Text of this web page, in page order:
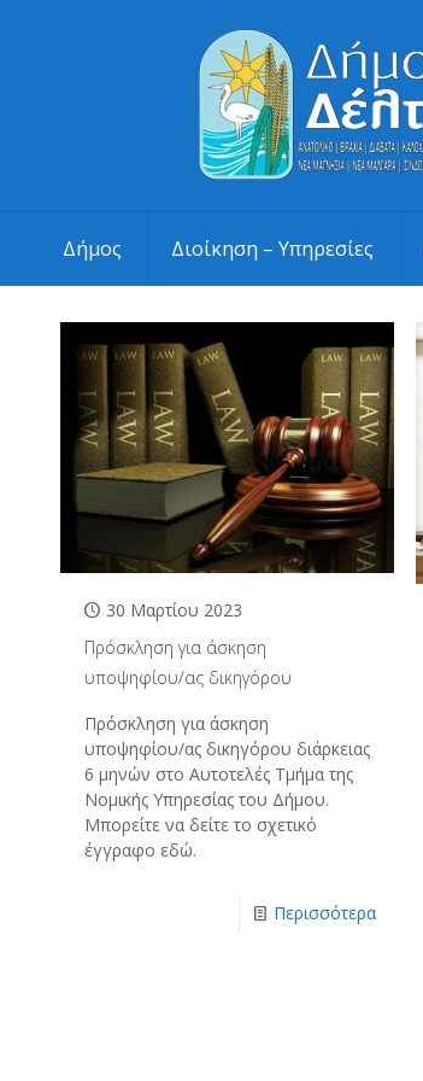
Δήμος Διοίκηση – Υπηρεσίες
30 Μαρτίου 2023
Πρόσκληση για άσκηση
υποψηφίου/ας δικηγόρου
Πρόσκληση για άσκηση
υποψηφίου/ας δικηγόρου διάρκειας
6 μηνών στο Αυτοτελές Τμήμα της
Νομικής Υπηρεσίας του Δήμου.
Μπορείτε να δείτε το σχετικό
έγγραφο εδώ.
Περισσότερα